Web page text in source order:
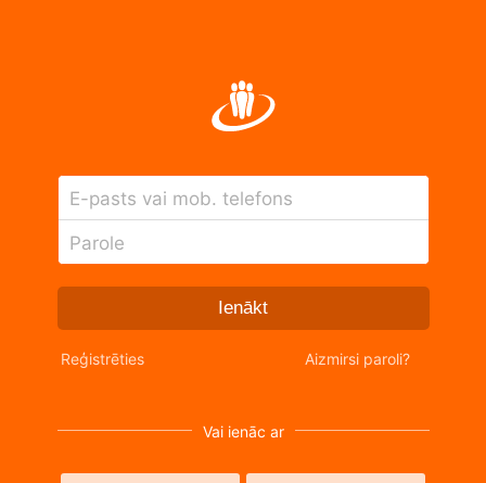
E-pasts vai mob. telefons
Parole
Ienākt
Reģistrēties Aizmirsi paroli?
Vai ienāc ar